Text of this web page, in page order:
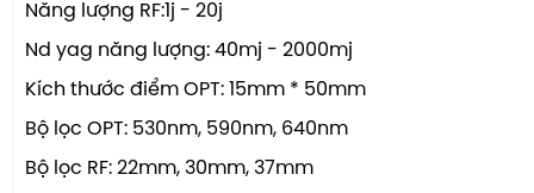
Năng lượng RF:1j - 20j
Nd yag năng lượng: 40mj - 2000mj
Kích thước điểm OPT: 15mm * 50mm
Bộ lọc OPT: 530nm, 590nm, 640nm
Bộ lọc RF: 22mm, 30mm, 37mm